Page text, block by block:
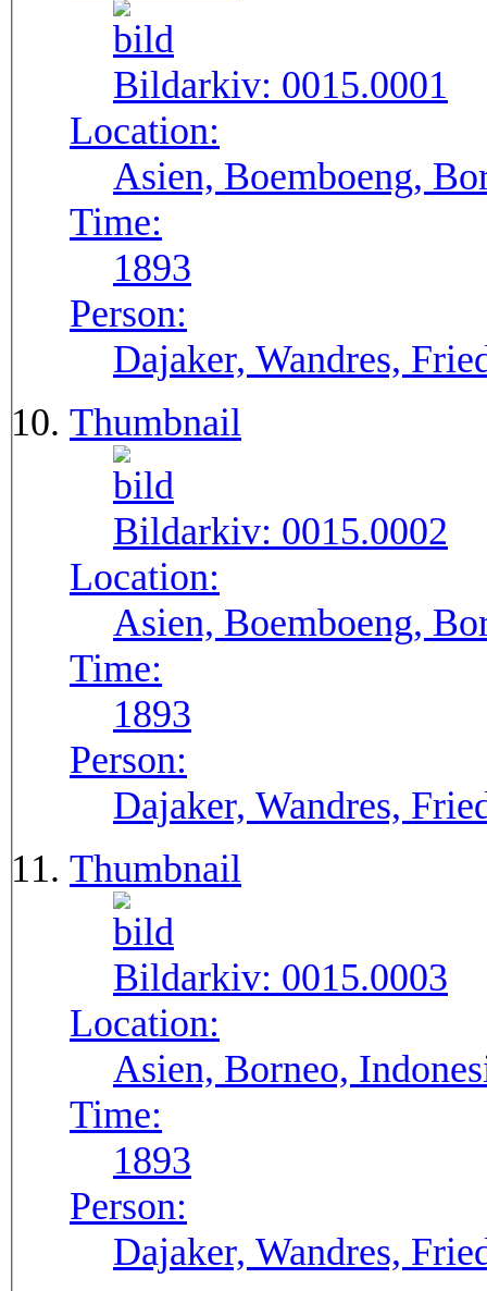
Bildarkiv: 0015.0001
Location:
Asien, Boemboeng,
Time:
1893
Person:
Dajaker, Wandres,
Thumbnail
Bildarkiv: 0015.0002
Location:
Asien, Boemboeng,
Time:
1893
Person:
Dajaker, Wandres,
Thumbnail
Bildarkiv: 0015.0003
Location:
Asien, Borneo,
Time:
1893
Person:
Dajaker, Wandres,